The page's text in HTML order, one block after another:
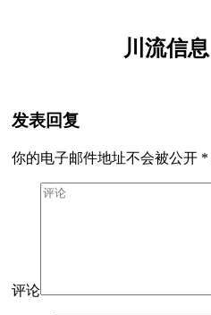
川流信息
发表回复
你的电子邮件地址不会被公开 *
评论